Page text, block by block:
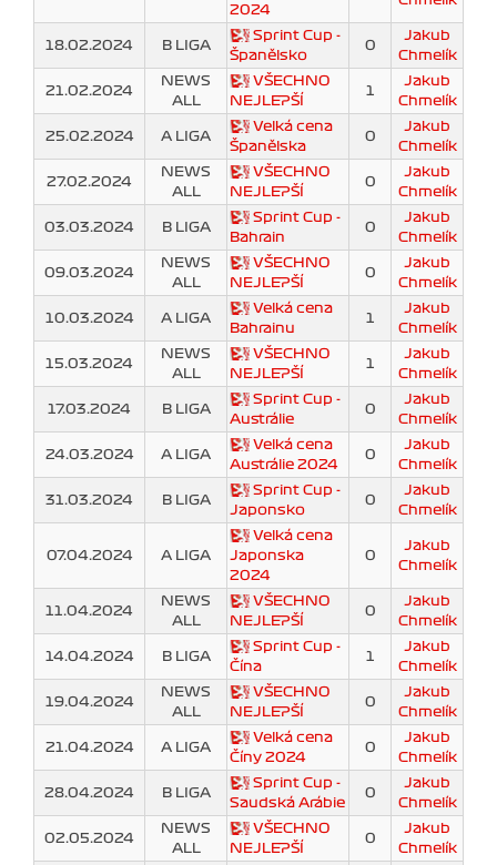
2024
18.02.2024 B LIGA
Sprint Cup -
Španělsko
0
Jakub
Chmelík
21.02.2024
NEWS
ALL
VŠECHNO
NEJLEPŠÍ
1
Jakub
Chmelík
25.02.2024 A LIGA
Velká cena
Španělska
0
Jakub
Chmelík
27.02.2024
NEWS
ALL
VŠECHNO
NEJLEPŠÍ
0
Jakub
Chmelík
03.03.2024 B LIGA
Sprint Cup -
Bahrain
0
Jakub
Chmelík
09.03.2024
NEWS
ALL
VŠECHNO
NEJLEPŠÍ
0
Jakub
Chmelík
10.03.2024 A LIGA
Velká cena
Bahrainu
1
Jakub
Chmelík
15.03.2024
NEWS
ALL
VŠECHNO
NEJLEPŠÍ
1
Jakub
Chmelík
17.03.2024 B LIGA
Sprint Cup -
Austrálie
0
Jakub
Chmelík
24.03.2024 A LIGA
Velká cena
Austrálie 2024
0
Jakub
Chmelík
31.03.2024 B LIGA
Sprint Cup -
Japonsko
0
Jakub
Chmelík
07.04.2024 A LIGA
Velká cena
Japonska
2024
0
Jakub
Chmelík
11.04.2024
NEWS
ALL
VŠECHNO
NEJLEPŠÍ
0
Jakub
Chmelík
14.04.2024 B LIGA
Sprint Cup -
Čína
1
Jakub
Chmelík
19.04.2024
NEWS
ALL
VŠECHNO
NEJLEPŠÍ
0
Jakub
Chmelík
21.04.2024 A LIGA
Velká cena
Číny 2024
0
Jakub
Chmelík
28.04.2024 B LIGA
Sprint Cup -
Saudská Arábie
0
Jakub
Chmelík
02.05.2024
NEWS
ALL
VŠECHNO
NEJLEPŠÍ
0
Jakub
Chmelík